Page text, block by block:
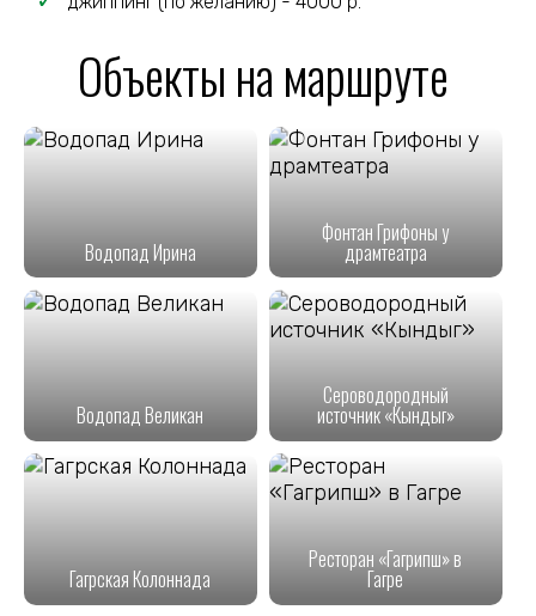
Объекты на маршруте
Водопад Ирина
Фонтан Грифоны у
драмтеатра
Водопад Великан
Сероводородный
источник «Кындыг»
Гагрская Колоннада
Ресторан «Гагрипш» в
Гагре